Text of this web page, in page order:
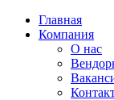
Главная
Компания
О нас